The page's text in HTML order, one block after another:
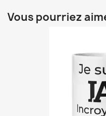
Vous pourriez